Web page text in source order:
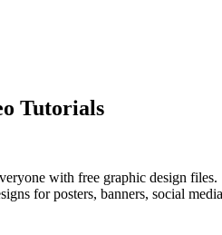
Tutorials
with free graphic design files.
for posters, banners, social media